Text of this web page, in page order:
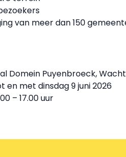
van meer dan 150
Domein Puyenbroeck,
en met dinsdag 9 juni 2026
– 17.00 uur